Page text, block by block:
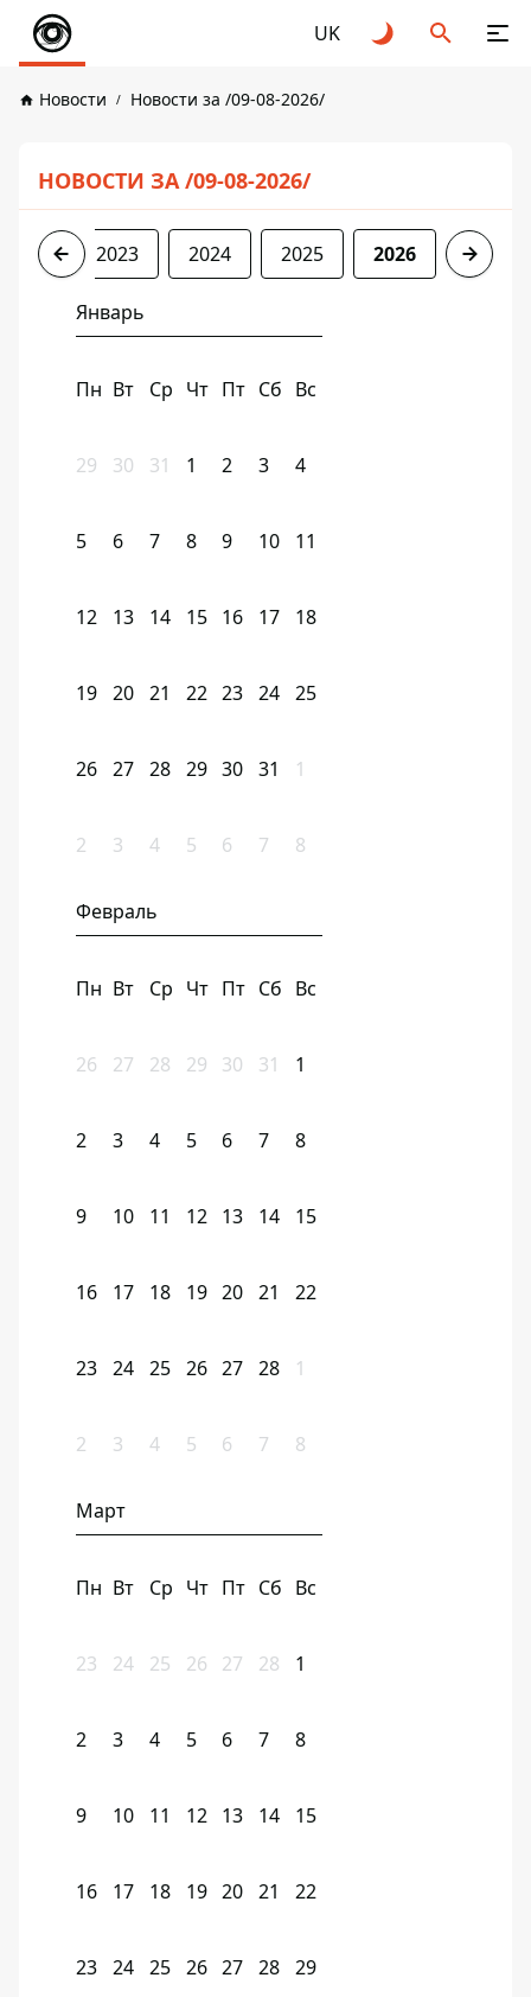
UK
Новости Новости за /09-08-2026/
НОВОСТИ ЗА /09-08-2026/
2022 2023 2024 2025 2026
Январь
Пн Вт Ср Чт Пт Сб Вс
29 30 31 1 2 3 4
5 6 7 8 9 10 11
12 13 14 15 16 17 18
19 20 21 22 23 24 25
26 27 28 29 30 31 1
2 3 4 5 6 7 8
Февраль
Пн Вт Ср Чт Пт Сб Вс
26 27 28 29 30 31 1
2 3 4 5 6 7 8
9 10 11 12 13 14 15
16 17 18 19 20 21 22
23 24 25 26 27 28 1
2 3 4 5 6 7 8
Март
Пн Вт Ср Чт Пт Сб Вс
23 24 25 26 27 28 1
2 3 4 5 6 7 8
9 10 11 12 13 14 15
16 17 18 19 20 21 22
23 24 25 26 27 28 29